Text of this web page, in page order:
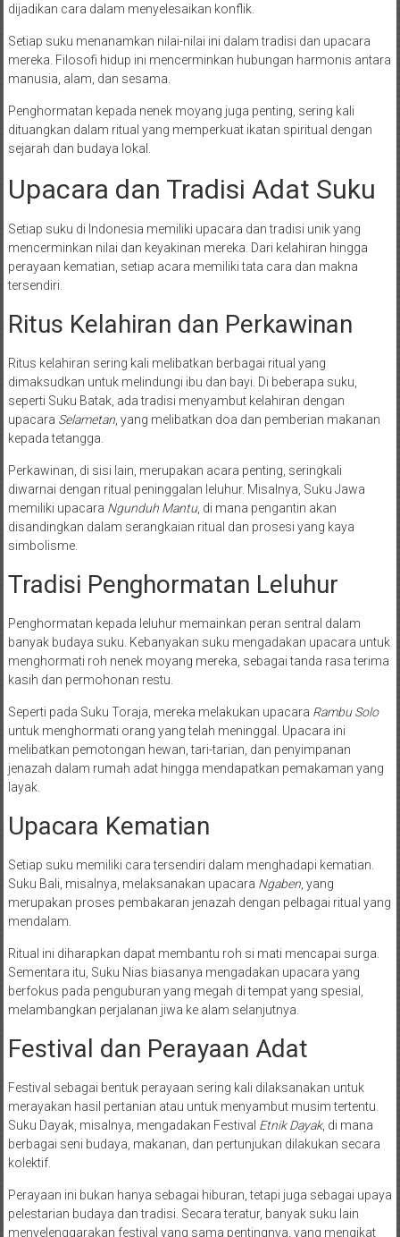
dijadikan cara dalam menyelesaikan konflik.
Setiap suku menanamkan nilai-nilai ini dalam tradisi dan upacara
mereka. Filosofi hidup ini mencerminkan hubungan harmonis antara
manusia, alam, dan sesama.
Penghormatan kepada nenek moyang juga penting, sering kali
dituangkan dalam ritual yang memperkuat ikatan spiritual dengan
sejarah dan budaya lokal.
Upacara dan Tradisi Adat Suku
Setiap suku di Indonesia memiliki upacara dan tradisi unik yang
mencerminkan nilai dan keyakinan mereka. Dari kelahiran hingga
perayaan kematian, setiap acara memiliki tata cara dan makna
tersendiri.
Ritus Kelahiran dan Perkawinan
Ritus kelahiran sering kali melibatkan berbagai ritual yang
dimaksudkan untuk melindungi ibu dan bayi. Di beberapa suku,
seperti Suku Batak, ada tradisi menyambut kelahiran dengan
upacara Selametan, yang melibatkan doa dan pemberian makanan
kepada tetangga.
Perkawinan, di sisi lain, merupakan acara penting, seringkali
diwarnai dengan ritual peninggalan leluhur. Misalnya, Suku Jawa
memiliki upacara Ngunduh Mantu, di mana pengantin akan
disandingkan dalam serangkaian ritual dan prosesi yang kaya
simbolisme.
Tradisi Penghormatan Leluhur
Penghormatan kepada leluhur memainkan peran sentral dalam
banyak budaya suku. Kebanyakan suku mengadakan upacara untuk
menghormati roh nenek moyang mereka, sebagai tanda rasa terima
kasih dan permohonan restu.
Seperti pada Suku Toraja, mereka melakukan upacara Rambu Solo
untuk menghormati orang yang telah meninggal. Upacara ini
melibatkan pemotongan hewan, tari-tarian, dan penyimpanan
jenazah dalam rumah adat hingga mendapatkan pemakaman yang
layak.
Upacara Kematian
Setiap suku memiliki cara tersendiri dalam menghadapi kematian.
Suku Bali, misalnya, melaksanakan upacara Ngaben, yang
merupakan proses pembakaran jenazah dengan pelbagai ritual yang
mendalam.
Ritual ini diharapkan dapat membantu roh si mati mencapai surga.
Sementara itu, Suku Nias biasanya mengadakan upacara yang
berfokus pada penguburan yang megah di tempat yang spesial,
melambangkan perjalanan jiwa ke alam selanjutnya.
Festival dan Perayaan Adat
Festival sebagai bentuk perayaan sering kali dilaksanakan untuk
merayakan hasil pertanian atau untuk menyambut musim tertentu.
Suku Dayak, misalnya, mengadakan Festival Etnik Dayak, di mana
berbagai seni budaya, makanan, dan pertunjukan dilakukan secara
kolektif.
Perayaan ini bukan hanya sebagai hiburan, tetapi juga sebagai upaya
pelestarian budaya dan tradisi. Secara teratur, banyak suku lain
menyelenggarakan festival yang sama pentingnya, yang mengikat